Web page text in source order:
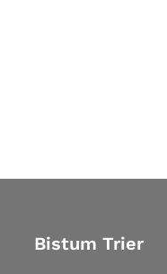
Bistum Trier